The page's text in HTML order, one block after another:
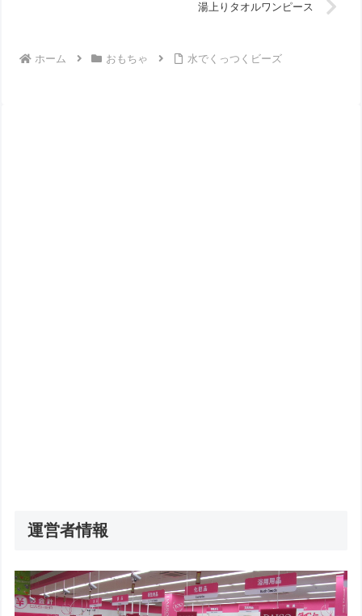
湯上りタオルワンピース
ホーム おもちゃ 水でくっつくビーズ
運営者情報